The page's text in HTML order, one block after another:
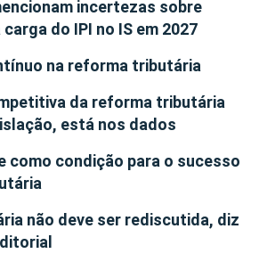
incertezas sobre
do IPI no IS em 2027
na reforma tributária
da reforma tributária
está nos dados
como condição para o sucesso
não deve ser rediscutida, diz